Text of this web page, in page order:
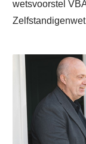
wetsvoorstel